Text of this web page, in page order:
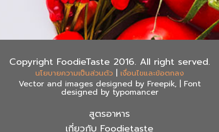
Copyright FoodieTaste 2016. All right served.
นโยบายความเป็นส่วนตัว | เงื่อนไขและข้อตกลง
Vector and images designed by Freepik, | Font
designed by typomancer
สูตรอาหาร
เกี่ยวกับ Foodietaste